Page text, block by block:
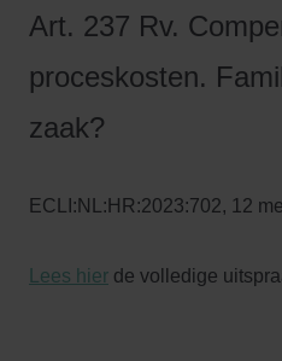
Art. 237 Rv.
proceskosten.
zaak?
ECLI:NL:HR:2023:702, 12
Lees hier de volledige